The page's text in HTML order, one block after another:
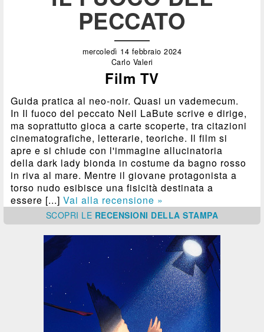
PECCATO
mercoledì 14 febbraio 2024
Carlo Valeri
Film TV
Guida pratica al neo-noir. Quasi un vademecum.
In Il fuoco del peccato Neil LaBute scrive e dirige,
ma soprattutto gioca a carte scoperte, tra citazioni
cinematografiche, letterarie, teoriche. Il film si
apre e si chiude con l'immagine allucinatoria
della dark lady bionda in costume da bagno rosso
in riva al mare. Mentre il giovane protagonista a
torso nudo esibisce una fisicità destinata a
essere [...]Vai alla recensione »
SCOPRI LE RECENSIONI DELLA STAMPA